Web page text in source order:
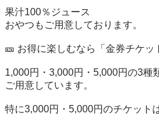
果汁100％ジュース
おやつもご用意しております。
🎫 お得に楽しむなら「金券チケッ
1,000円・3,000円・5,000円の3種
ご用意しています。
特に3,000円・5,000円のチケット